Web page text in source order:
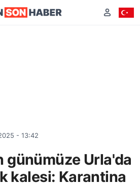
- 13:42
günümüze Urla'da
kalesi: Karantina